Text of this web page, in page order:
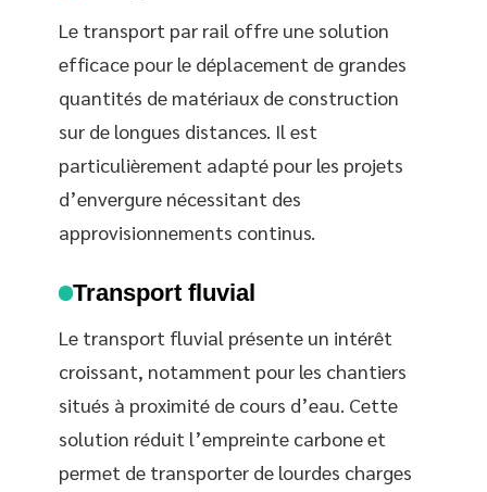
Le transport par rail offre une solution
efficace pour le déplacement de grandes
quantités de matériaux de construction
sur de longues distances. Il est
particulièrement adapté pour les projets
d’envergure nécessitant des
approvisionnements continus.
Transport fluvial
Le transport fluvial présente un intérêt
croissant, notamment pour les chantiers
situés à proximité de cours d’eau. Cette
solution réduit l’empreinte carbone et
permet de transporter de lourdes charges